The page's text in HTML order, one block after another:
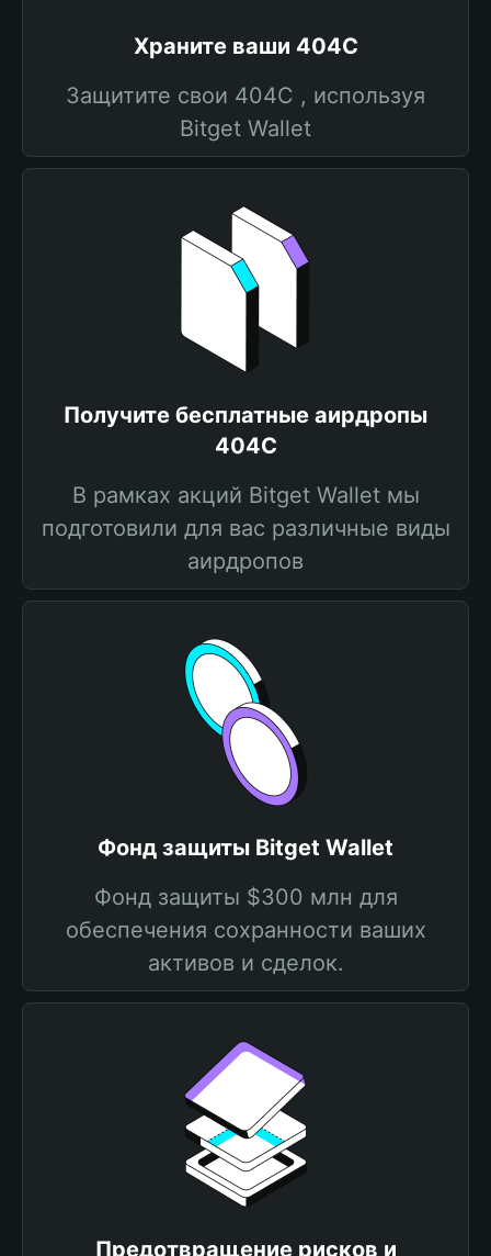
Храните ваши 404C
Защитите свои 404C , используя
Bitget Wallet
Получите бесплатные аирдропы
404C
В рамках акций Bitget Wallet мы
подготовили для вас различные виды
аирдропов
Фонд защиты Bitget Wallet
Фонд защиты $300 млн для
обеспечения сохранности ваших
активов и сделок.
Предотвращение рисков и